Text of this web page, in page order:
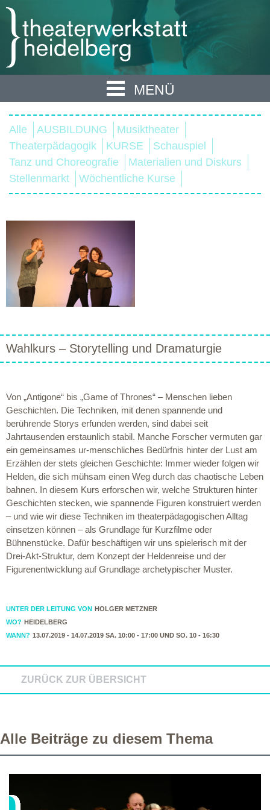
MENÜ
Alle AUSBILDUNG
Musiktheater
Theaterpädagogik
KURSE
Schauspiel
Tanz und Choreografie
Materialien und Diskurs
Stellenmarkt
Wöchentliche Kurse
Wahlkurs – Storytelling und Dramaturgie
Von „Antigone“ bis „Game of Thrones“ – Menschen lieben
Geschichten. Die Techniken, mit denen spannende und
berührende Storys erfunden werden, sind dabei seit
Jahrtausenden erstaunlich stabil. Manche Forscher vermuten gar
ein gemeinsames ur-menschliches Bedürfnis hinter der Lust am
Erzählen der stets gleichen Geschichte: Immer wieder folgen wir
Helden, die sich mühsam einen Weg durch das chaotische Leben
bahnen. In diesem Kurs erforschen wir, welche Strukturen hinter
Geschichten stecken, wie spannende Figuren konstruiert werden
– und wie wir diese Techniken im theaterpädagogischen Alltag
einsetzen können – als Grundlage für Kurzfilme oder
Bühnenstücke. Dafür beschäftigen wir uns spielerisch mit der
Drei-Akt-Struktur, dem Konzept der Heldenreise und der
Figurenentwicklung auf Grundlage archetypischer Muster.
UNTER DER LEITUNG VON HOLGER METZNER
WO? HEIDELBERG
WANN? 13.07.2019 - 14.07.2019 SA. 10:00 - 17:00 UND SO. 10 - 16:30
ZURÜCK ZUR ÜBERSICHT
Alle Beiträge zu diesem Thema